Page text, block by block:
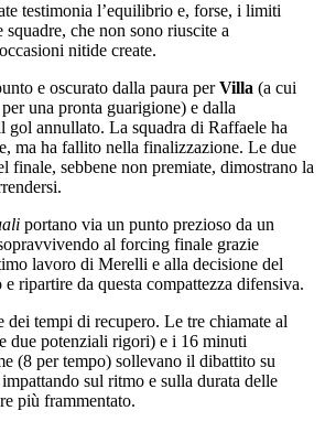
nitide create.
e oscurato dalla paura per
gol annullato. La squadra di Raffaele ha
ma ha fallito nella finalizzazione. Le due
finale, sebbene non premiate, dimostrano la
portano via un punto prezioso da un
lavoro di Merelli e alla decisione del
ripartire da questa compattezza difensiva.
dei tempi di recupero. Le tre chiamate al
(8 per tempo) sollevano il dibattito su
sul ritmo e sulla durata delle
più frammentato.